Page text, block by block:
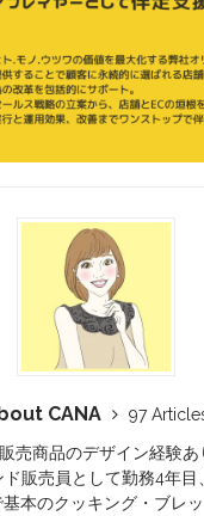
CANA
97
売商品のデザイン経験あ
販売員として勤務4年
本のクッキング・ブレ